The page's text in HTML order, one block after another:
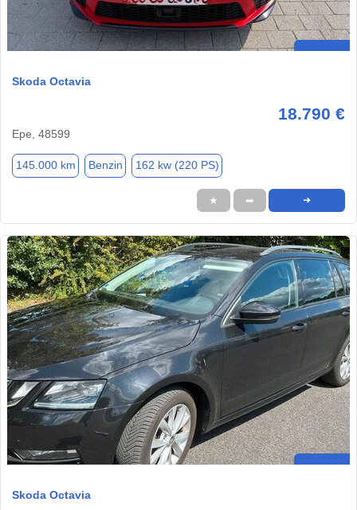
Skoda Octavia
18.790 €
Epe, 48599
145.000 km Benzin 162 kw (220 PS)
★ ➦ ➜
Skoda Octavia